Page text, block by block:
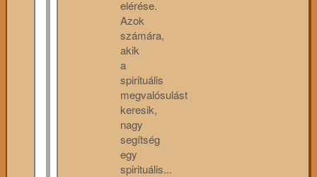
elérése.
Azok
számára,
akik
a
spirituális
megvalósulást
keresik,
nagy
segítség
egy
spirituális...